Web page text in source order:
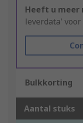
Heeft u meer
leverdata'
Bulkkorting
Aantal stuks